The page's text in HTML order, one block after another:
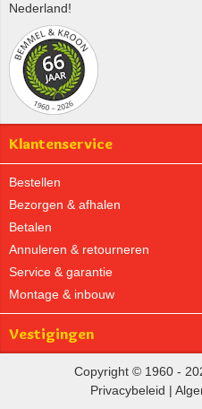
Nederland!
Klantenservice
Bestellen
Bezorgen & afhalen
Betalen
Annuleren & retourneren
Service & garantie
Montage & inbouw
Vestigingen
Copyright © 1960 -
Privacybeleid |